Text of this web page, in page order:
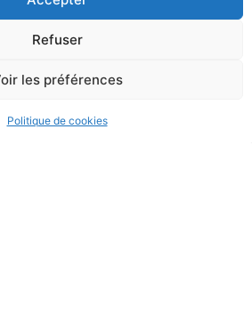
Refuser
les préférences
Politique de cookies
que vous pourriez